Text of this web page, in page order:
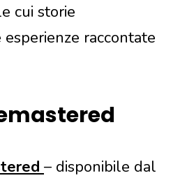
cui storie
raccontate
– disponibile dal